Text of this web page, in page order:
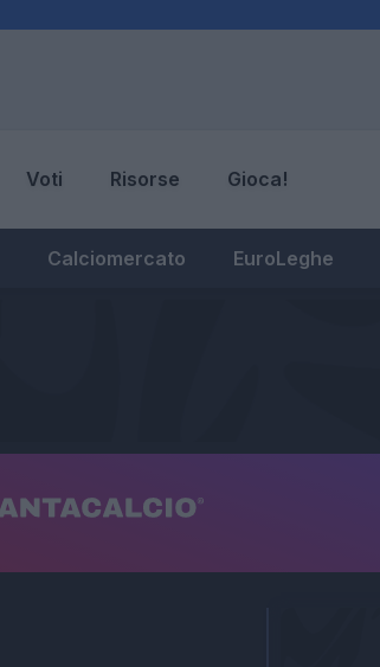
Voti Risorse Gioca!
Calciomercato EuroLeghe